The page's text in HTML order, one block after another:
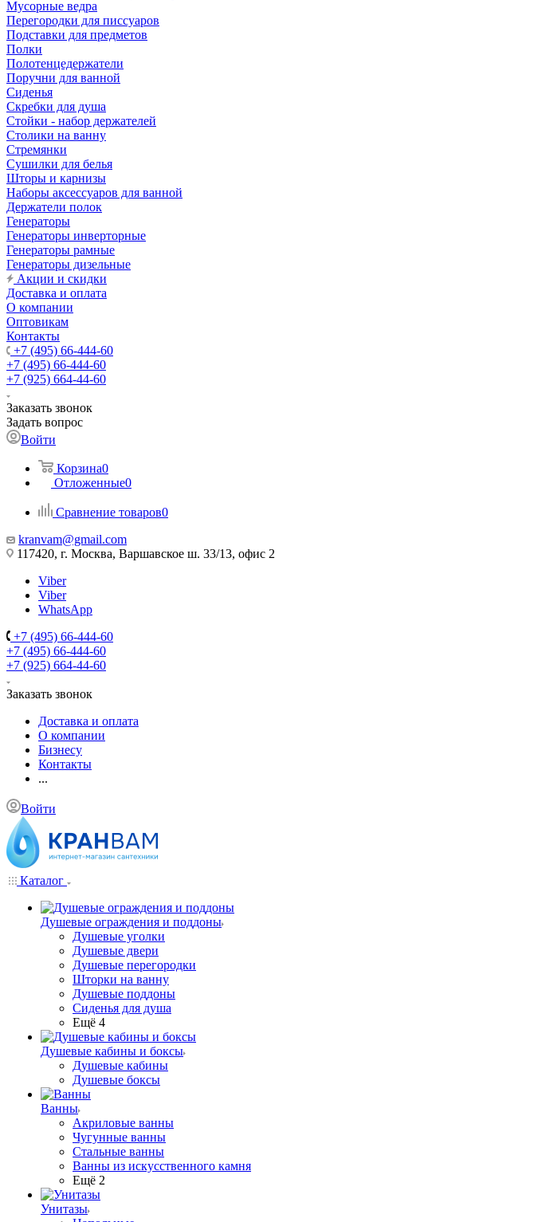
Мусорные ведра
Перегородки для писсуаров
Подставки для предметов
Полки
Полотенцедержатели
Поручни для ванной
Сиденья
Скребки для душа
Стойки - набор держателей
Столики на ванну
Стремянки
Сушилки для белья
Шторы и карнизы
Наборы аксессуаров для ванной
Держатели полок
Генераторы
Генераторы инверторные
Генераторы рамные
Генераторы дизельные
Акции и скидки
Доставка и оплата
О компании
Оптовикам
Контакты
+7 (495) 66-444-60
+7 (495) 66-444-60
+7 (925) 664-44-60
Заказать звонок
Задать вопрос
Войти
Корзина0
Отложенные0
Сравнение товаров0
kranvam@gmail.com
117420, г. Москва, Варшавское ш. 33/13, офис 2
Viber
Viber
WhatsApp
+7 (495) 66-444-60
+7 (495) 66-444-60
+7 (925) 664-44-60
Заказать звонок
Доставка и оплата
О компании
Бизнесу
Контакты
...
Войти
Каталог
Душевые ограждения и поддоны
Душевые уголки
Душевые двери
Душевые перегородки
Шторки на ванну
Душевые поддоны
Сиденья для душа
Ещё 4
Душевые кабины и боксы
Душевые кабины
Душевые боксы
Ванны
Акриловые ванны
Чугунные ванны
Стальные ванны
Ванны из искусственного камня
Ещё 2
Унитазы